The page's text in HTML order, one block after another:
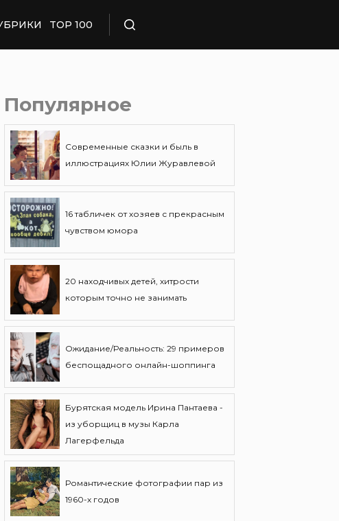
TOP 100
Популярное
Современные сказки и быль в
иллюстрациях Юлии Журавлевой
16 табличек от хозяев с прекрасным
чувством юмора
20 находчивых детей, хитрости
которым точно не занимать
Ожидание/Реальность: 29 примеров
беспощадного онлайн-шоппинга
Бурятская модель Ирина Пантаева -
из уборщиц в музы Карла
Лагерфельда
Романтические фотографии пар из
1960-х годов